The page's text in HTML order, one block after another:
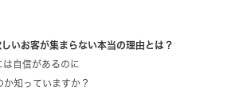
いお客が集まらない本当の理由とは？
自信があるのに
知っていますか？